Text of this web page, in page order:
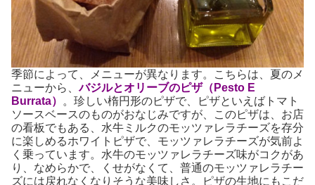
季節によって、メニューが異なります。こちらは、夏のメ
ニューから、バジルとオリーブのピザ（Pesto E
Burrata）
。珍しい楕円形のピザで、ピザといえばトマト
ソースベースのものがおなじみですが、このピザは、お店
の看板でもある、水牛ミルクのモッツァレラチーズを存分
に楽しめるホワイトピザで、モッツァレラチーズが気前よ
く乗っています。水牛のモッツァレラチーズ味がコクがあ
り、なめらかで、くせがなくて、普通のモッツァレラチー
ズには戻れなくなりそうな美味しさ。ピザの生地にもこだ